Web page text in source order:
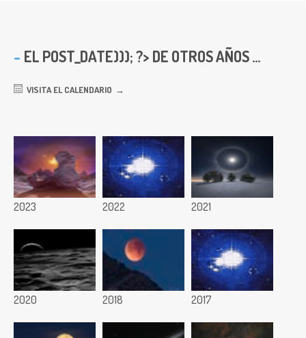
EL POST_DATE))); ?> DE OTROS AÑOS ...
VISITA EL CALENDARIO
2023 2022 2021
2020 2018 2017